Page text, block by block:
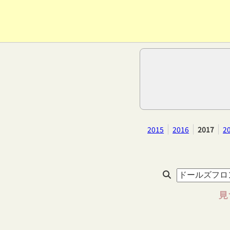
2015 2016 2017